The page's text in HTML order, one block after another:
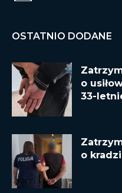
OSTATNIO DODANE
o
33-
o